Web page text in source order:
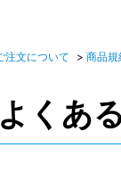
注文について > 商品規
よくあ